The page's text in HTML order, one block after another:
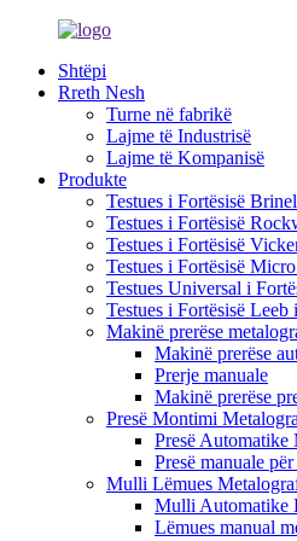
Shtëpi
Rreth Nesh
Turne në fabrikë
Lajme të Industrisë
Lajme të Kompanisë
Produkte
Testues i Fortësisë
Testues i Fortësisë
Testues i Fortësisë
Testues i Fortësisë
Testues Universal i
Testues i Fortësisë Leeb
Makinë prerëse
Makinë prerëse
Prerje manuale
Makinë prerëse
Presë Montimi
Presë Automatike
Presë manuale
Mulli Lëmues
Mulli Automatike
Lëmues manual